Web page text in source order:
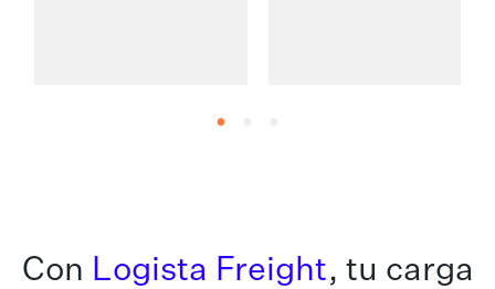
Con Logista Freight, tu carga